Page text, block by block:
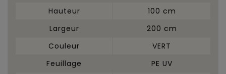
Hauteur
100 cm
Largeur
200 cm
Couleur
VERT
Feuillage
PE UV